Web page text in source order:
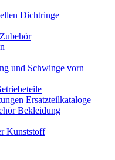
Dichtringe
und Schwinge vorn
Ersatzteilkataloge
Bekleidung
Kunststoff